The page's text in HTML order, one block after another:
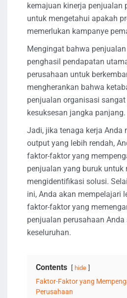
kemajuan kinerja penjualan
untuk mengetahui apakah
memerlukan kampanye
Mengingat bahwa
penghasil pendapatan
perusahaan untuk
mengherankan bahwa
penjualan organisasi
kesuksesan jangka panjang.
Jadi, jika tenaga kerja Anda
output yang lebih rendah,
faktor-faktor yang
penjualan yang buruk untuk
mengidentifikasi solusi.
ini, Anda akan mempelajari
faktor-faktor yang
penjualan perusahaan Anda
keseluruhan.
Contents hide
Faktor-Faktor yang
Perusahaan